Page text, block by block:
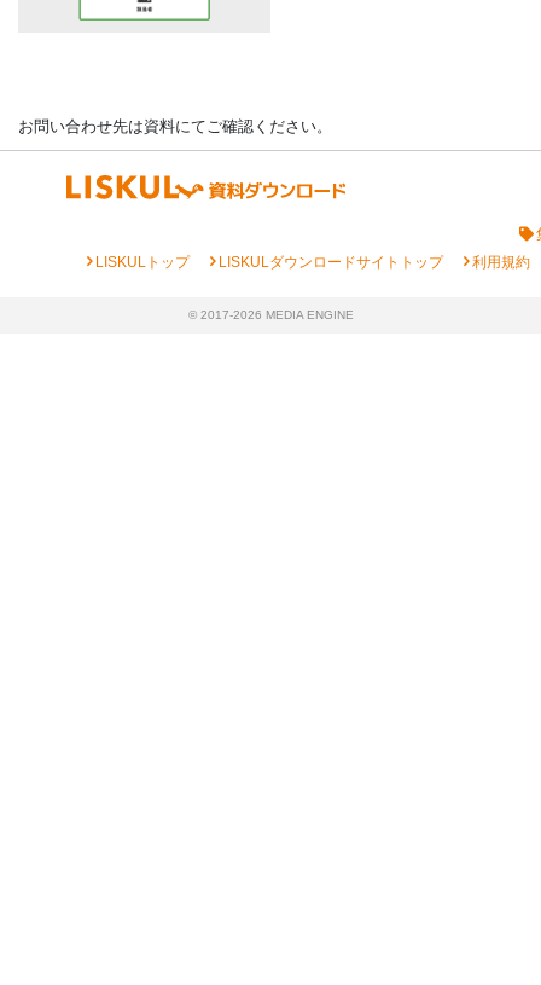
お問い合わせ先は資料にてご確認ください。
chevron_rightLISKULトップ chevron_rightLISKULダウンロードサイトトップ chevron_right利用規約
© 2017-2026 MEDIA ENGINE